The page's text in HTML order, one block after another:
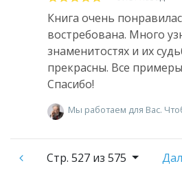
Книга очень
востребована. Много
знаменитостях и их
прекрасны. Все
Спасибо!
Мы работаем для Вас.
Стр. 527 из 575